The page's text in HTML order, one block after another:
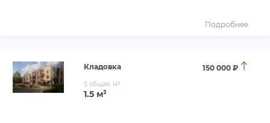
Подробнее
Кладовка 150 000 ₽
S общая, м²
1.5 м²